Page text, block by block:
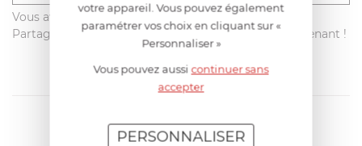
Vous avez acheté ce produit sur francisbatt.com ?
Partagez votre avis avec les autres clients dès maintenant !
votre appareil. Vous pouvez également
paramétrer vos choix en cliquant sur «
Personnaliser »
Vous pouvez aussicontinuer sans
accepter
PERSONNALISER